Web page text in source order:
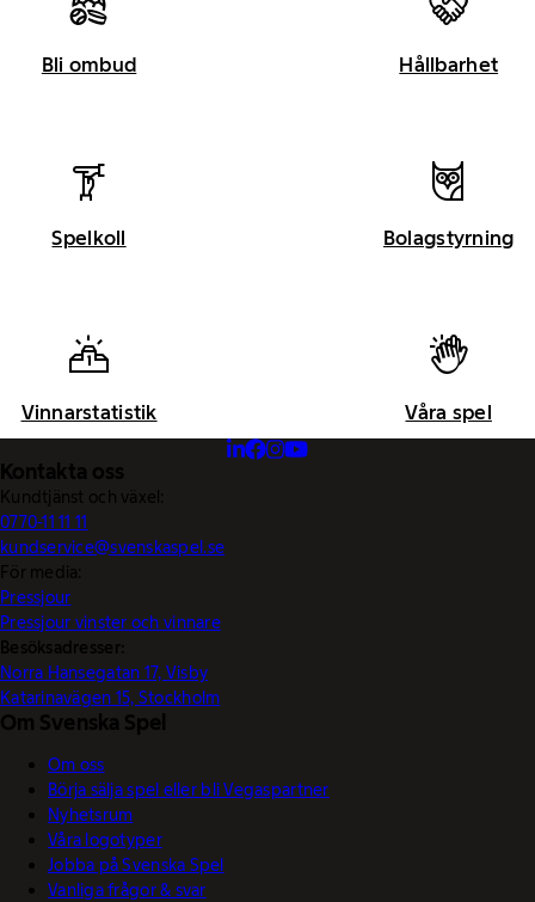
Bli ombud Hållbarhet
Spelkoll Bolagstyrning
Vinnarstatistik Våra spel
Kontakta oss
Kundtjänst och växel:
0770-11 11 11
kundservice@svenskaspel.se
För media:
Pressjour
Pressjour vinster och vinnare
Besöksadresser:
Norra Hansegatan 17, Visby
Katarinavägen 15, Stockholm
Om Svenska Spel
Om oss
Börja sälja spel eller bli Vegaspartner
Nyhetsrum
Våra logotyper
Jobba på Svenska Spel
Vanliga frågor & svar